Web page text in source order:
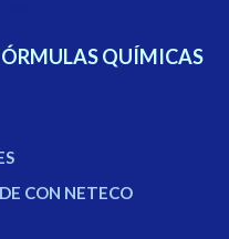
QUÍMICAS
CON NETECO